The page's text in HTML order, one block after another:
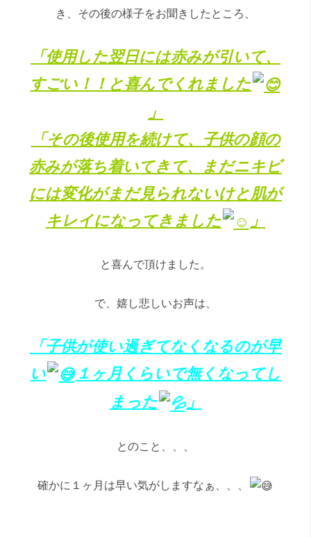
き、その後の様子をお聞きしたところ、
「使用した翌日には赤みが引いて、
すごい！！と喜んでくれました
」
「その後使用を続けて、子供の顔の
赤みが落ち着いてきて、まだニキビ
には変化がまだ見られないけと肌が
キレイになってきました
」
と喜んで頂けました。
で、嬉し悲しいお声は、
「子供が使い過ぎてなくなるのが早
い
１ヶ月くらいで無くなってし
まった
」
とのこと、、、
確かに１ヶ月は早い気がしますなぁ、、、